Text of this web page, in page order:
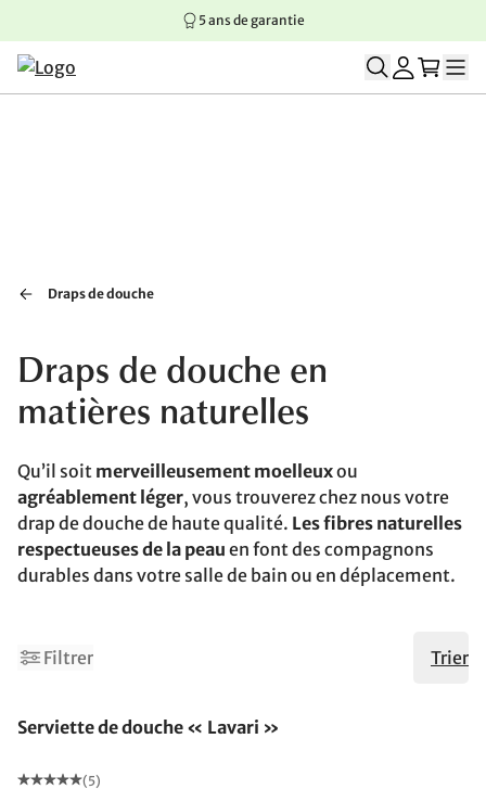
Aller au contenu principal
Aller à la navigation principale
Aller au pied de page
5 ans de garantie
Draps de douche
Draps de douche en
matières naturelles
Qu’il soit merveilleusement moelleuxou
agréablement léger, vous trouverez chez nous votre
drap de douche de haute qualité. Les fibres naturelles
respectueuses de la peau en font des compagnons
durables dans votre salle de bain ou en déplacement.
Filtrer Trier
Serviette de douche « Lavari »
(5)